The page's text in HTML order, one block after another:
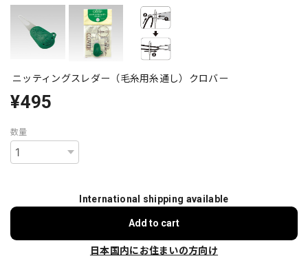
ニッティングスレダー（毛糸用糸通し）クロバー
¥495
数量
International shipping available
Add to cart
日本国内にお住まいの方向け